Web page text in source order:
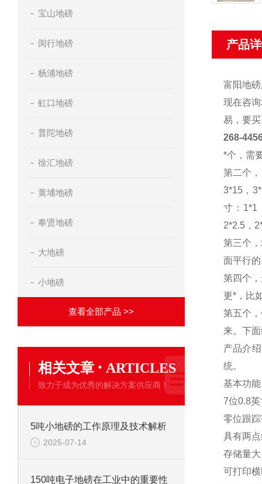
宝山地磅
闵行地磅
杨浦地磅
虹口地磅
普陀地磅
徐汇地磅
黄埔地磅
奉贤地磅
大地磅
小地磅
查看全部产品 >>
相关文章 · ARTICLES
致力于成为优秀的解决方案供应商！
5吨小地磅的工作原理及技术解析
2025-07-14
150吨电子地磅在工业中的重要性
产品
富阳地
现在咨
易，要
268-
*个，需
第二个
3*15，
寸： 1*1
2*2.5，
第三个
面平行
第四个
更*，比
第五个
来。下
产品介
统。
基本功
7位0.8英
零位跟
具有两
存储量
可打印